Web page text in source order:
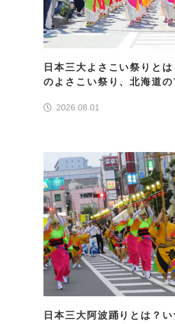
日本三大よさこい祭りと
のよさこい祭り、北海道
2026.08.01
日本三大阿波踊りとは？